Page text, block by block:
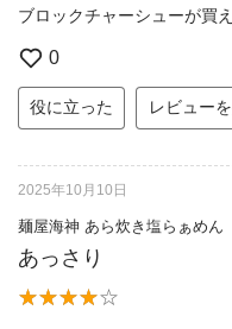
ブロックチャーシューが買
0
役に立った レビュー
2025年10月10日
麺屋海神 あら炊き塩らぁめん
あっさり